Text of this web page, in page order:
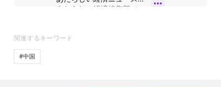
関連するキーワード
#中国